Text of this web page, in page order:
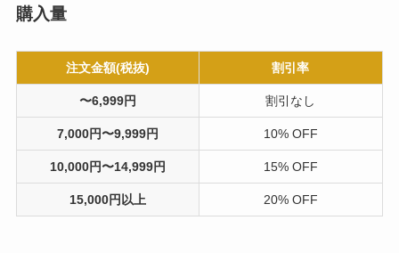
購入量
注文金額(税抜) 割引率
〜6,999円 割引なし
7,000円〜9,999円 10% OFF
10,000円〜14,999円 15% OFF
15,000円以上 20% OFF